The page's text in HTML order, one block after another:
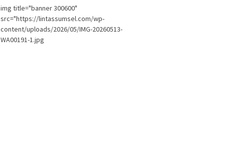
img title="banner 300600"
src="https://lintassumsel.com/wp-
content/uploads/2026/05/IMG-20260513-
WA00191-1.jpg